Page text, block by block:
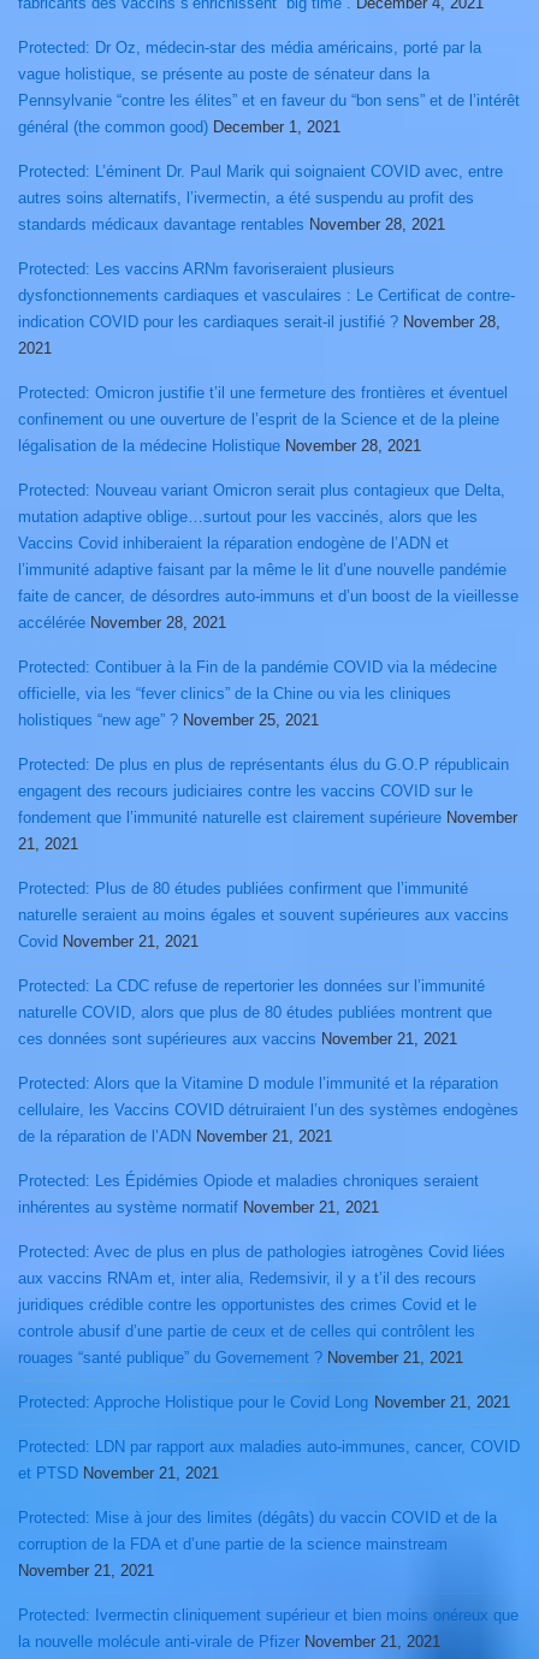
Protected: Dr Oz, médecin-star des média américains, porté par la
vague holistique, se présente au poste de sénateur dans la
Pennsylvanie “contre les élites” et en faveur du “bon sens” et de l’intérêt
général (the common good) December 1, 2021
Protected: L’éminent Dr. Paul Marik qui soignaient COVID avec, entre
autres soins alternatifs, l’ivermectin, a été suspendu au profit des
standards médicaux davantage rentables November 28, 2021
Protected: Les vaccins ARNm favoriseraient plusieurs
dysfonctionnements cardiaques et vasculaires : Le Certificat de contre-
indication COVID pour les cardiaques serait-il justifié ? November 28,
2021
Protected: Omicron justifie t’il une fermeture des frontières et éventuel
confinement ou une ouverture de l’esprit de la Science et de la pleine
légalisation de la médecine Holistique November 28, 2021
Protected: Nouveau variant Omicron serait plus contagieux que Delta,
mutation adaptive oblige…surtout pour les vaccinés, alors que les
Vaccins Covid inhiberaient la réparation endogène de l’ADN et
l’immunité adaptive faisant par la même le lit d’une nouvelle pandémie
faite de cancer, de désordres auto-immuns et d’un boost de la vieillesse
accélérée November 28, 2021
Protected: Contibuer à la Fin de la pandémie COVID via la médecine
officielle, via les “fever clinics” de la Chine ou via les cliniques
holistiques “new age” ? November 25, 2021
Protected: De plus en plus de représentants élus du G.O.P républicain
engagent des recours judiciaires contre les vaccins COVID sur le
fondement que l’immunité naturelle est clairement supérieure November
21, 2021
Protected: Plus de 80 études publiées confirment que l’immunité
naturelle seraient au moins égales et souvent supérieures aux vaccins
Covid November 21, 2021
Protected: La CDC refuse de repertorier les données sur l’immunité
naturelle COVID, alors que plus de 80 études publiées montrent que
ces données sont supérieures aux vaccins November 21, 2021
Protected: Alors que la Vitamine D module l’immunité et la réparation
cellulaire, les Vaccins COVID détruiraient l’un des systèmes endogènes
de la réparation de l’ADN November 21, 2021
Protected: Les Épidémies Opiode et maladies chroniques seraient
inhérentes au système normatif November 21, 2021
Protected: Avec de plus en plus de pathologies iatrogènes Covid liées
aux vaccins RNAm et, inter alia, Redemsivir, il y a t’il des recours
juridiques crédible contre les opportunistes des crimes Covid et le
controle abusif d’une partie de ceux et de celles qui contrôlent les
rouages “santé publique” du Governement ? November 21, 2021
Protected: Approche Holistique pour le Covid Long November 21, 2021
Protected: LDN par rapport aux maladies auto-immunes, cancer, COVID
et PTSD November 21, 2021
Protected: Mise à jour des limites (dégâts) du vaccin COVID et de la
corruption de la FDA et d’une partie de la science mainstream
November 21, 2021
Protected: Ivermectin cliniquement supérieur et bien moins onéreux que
la nouvelle molécule anti-virale de Pfizer November 21, 2021